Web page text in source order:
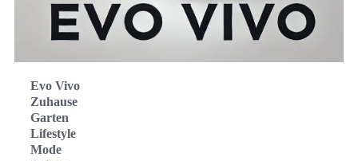
Evo Vivo
Zuhause
Garten
Lifestyle
Mode